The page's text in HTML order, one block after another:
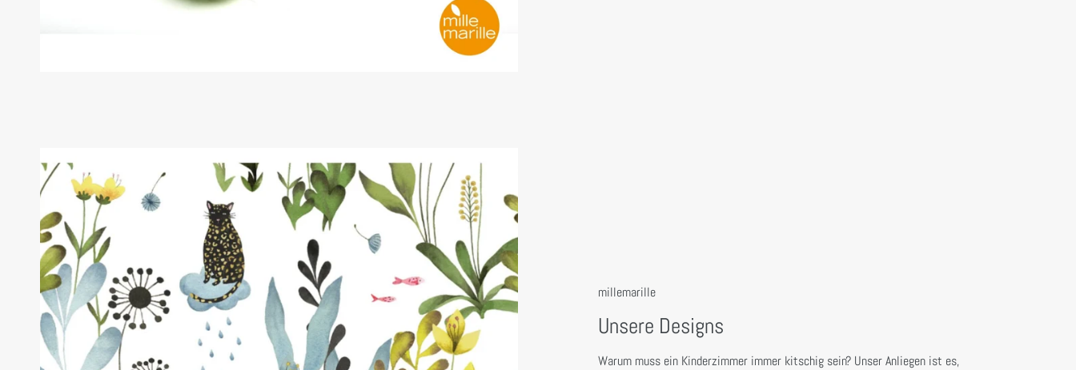
millemarille
Unsere Designs
Warum muss ein Kinderzimmer immer kitschig sein? Unser Anliegen ist es,